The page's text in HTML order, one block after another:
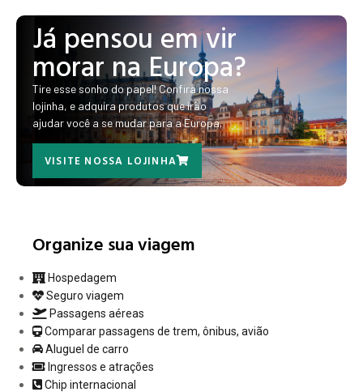
Já pensou em vir
morar na Europa?
Tire esse sonho do papel! Confira nossa
lojinha, e adquira produtos que irão
ajudar você a se mudar para a Europa.
VISITE NOSSA LOJINHA
Organize sua viagem
Hospedagem
Seguro viagem
Passagens aéreas
Comparar passagens de trem, ônibus, avião
Aluguel de carro
Ingressos e atrações
Chip internacional